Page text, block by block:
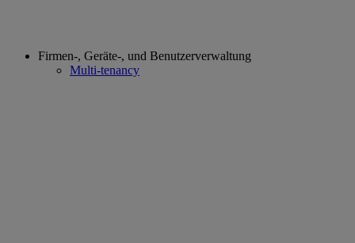
Firmen-, Geräte-, und Benutzerverwaltung
Multi-tenancy